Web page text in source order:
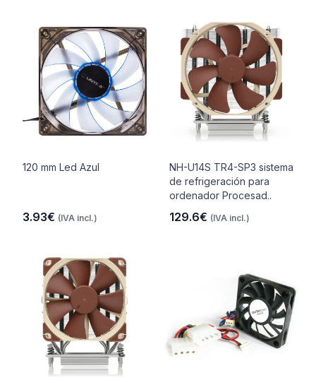
120 mm Led Azul
3.93€ (IVA incl.)
NH-U14S TR4-SP3 sistema
de refrigeración para
ordenador Procesad..
129.6€ (IVA incl.)